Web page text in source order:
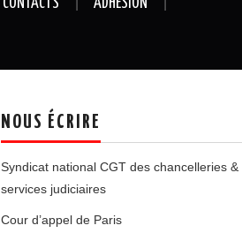
CONTACTS ADHÉSION
NOUS ÉCRIRE
Syndicat national CGT des chancelleries &
services judiciaires
Cour d’appel de Paris